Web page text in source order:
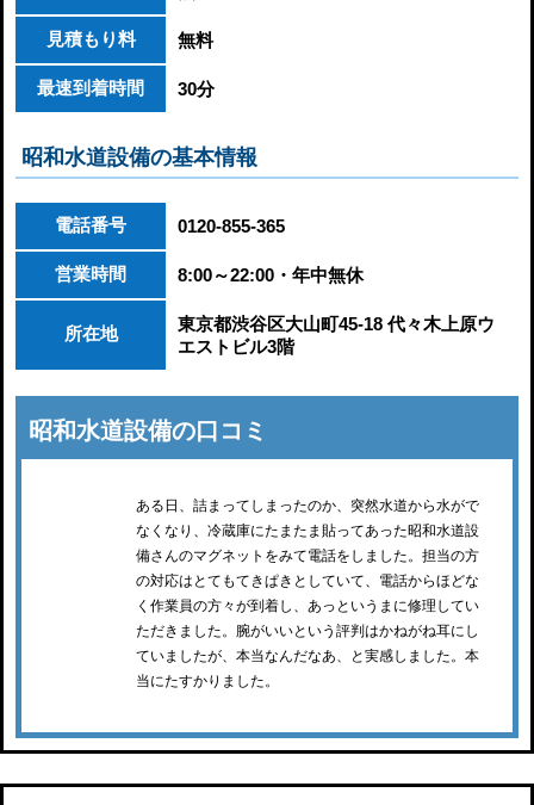
見積もり料 無料
最速到着時間 30分
昭和水道設備の基本情報
電話番号 0120-855-365
営業時間 8:00～22:00・年中無休
所在地
東京都渋谷区大山町45-18 代々木上原ウ
エストビル3階
昭和水道設備の口コミ
ある日、詰まってしまったのか、突然水道から水がで
なくなり、冷蔵庫にたまたま貼ってあった昭和水道設
備さんのマグネットをみて電話をしました。担当の方
の対応はとてもてきぱきとしていて、電話からほどな
く作業員の方々が到着し、あっというまに修理してい
ただきました。腕がいいという評判はかねがね耳にし
ていましたが、本当なんだなあ、と実感しました。本
当にたすかりました。